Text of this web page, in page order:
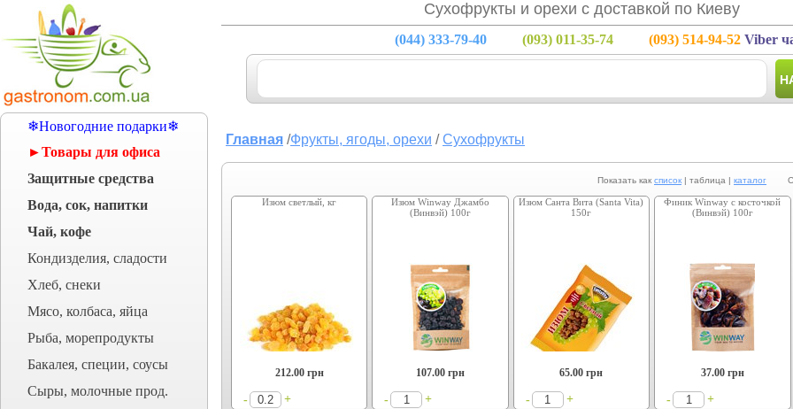
❄Новогодние подарки❄
►Товары для офиса
Защитные средства
Вода, сок, напитки
Чай, кофе
Кондизделия, сладости
Хлеб, снеки
Мясо, колбаса, яйца
Рыба, морепродукты
Бакалея, специи, соусы
Сыры, молочные прод.
Сухофрукты и орехи с доставкой по Киеву
(044) 333-79-40 (093) 011-35-74 (093) 514-94-52 Viber
Главная /Фрукты, ягоды, орехи /Сухофрукты
Показать как список | таблица | каталог
Изюм светлый, кг
212.00грн
- +
Изюм Winway Джамбо
(Винвэй) 100г
107.00 грн
- +
Изюм Санта Вита (Santa Vita)
150г
65.00 грн
- +
Финик Winway с косточкой
(Винвэй) 100г
37.00грн
- +